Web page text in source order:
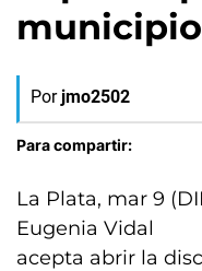
Por jmo2502
Para compartir:
La Plata, mar 9
Eugenia Vidal
acepta abrir la